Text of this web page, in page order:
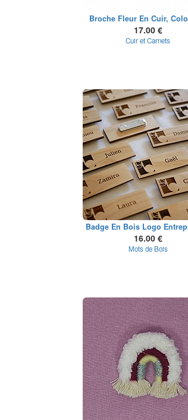
Broche Fleur En Cuir,
17.00 €
Cuir et Carnets
Badge En Bois Logo
16.00 €
Mots de Bois